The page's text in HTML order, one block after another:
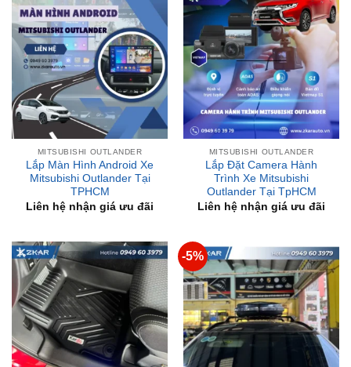
MITSUBISHI OUTLANDER
Lắp Màn Hình Android Xe
Mitsubishi Outlander Tại
TPHCM
Liên hệ nhận giá ưu đãi
MITSUBISHI OUTLANDER
Lắp Đặt Camera Hành
Trình Xe Mitsubishi
Outlander Tại TpHCM
Liên hệ nhận giá ưu đãi